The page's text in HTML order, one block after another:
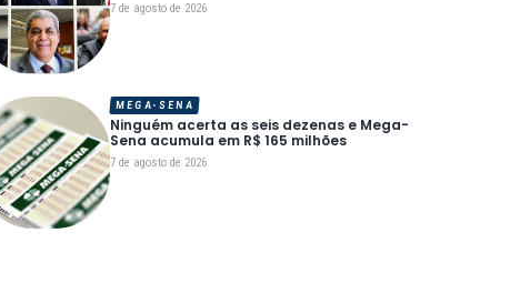
7 de agosto de 2026
Ninguém acerta as seis dezenas e Mega-
Sena acumula em R$ 165 milhões
7 de agosto de 2026
MEGA-SENA